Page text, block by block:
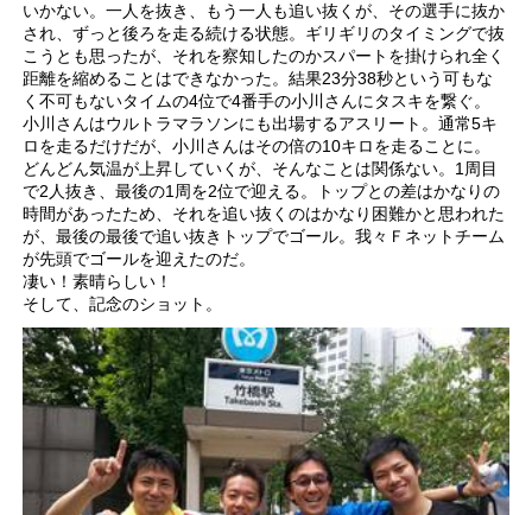
いかない。一人を抜き、もう一人も追い抜くが、その選手に抜か
され、ずっと後ろを走る続ける状態。ギリギリのタイミングで抜
こうとも思ったが、それを察知したのかスパートを掛けられ全く
距離を縮めることはできなかった。結果23分38秒という可もな
く不可もないタイムの4位で4番手の小川さんにタスキを繋ぐ。
小川さんはウルトラマラソンにも出場するアスリート。通常5キ
ロを走るだけだが、小川さんはその倍の10キロを走ることに。
どんどん気温が上昇していくが、そんなことは関係ない。1周目
で2人抜き、最後の1周を2位で迎える。トップとの差はかなりの
時間があったため、それを追い抜くのはかなり困難かと思われた
が、最後の最後で追い抜きトップでゴール。我々Ｆネットチーム
が先頭でゴールを迎えたのだ。
凄い！素晴らしい！
そして、記念のショット。